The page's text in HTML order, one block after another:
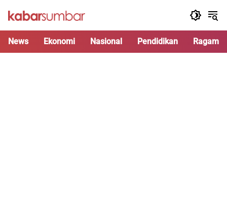
News Ekonomi Nasional Pendidikan Ragam